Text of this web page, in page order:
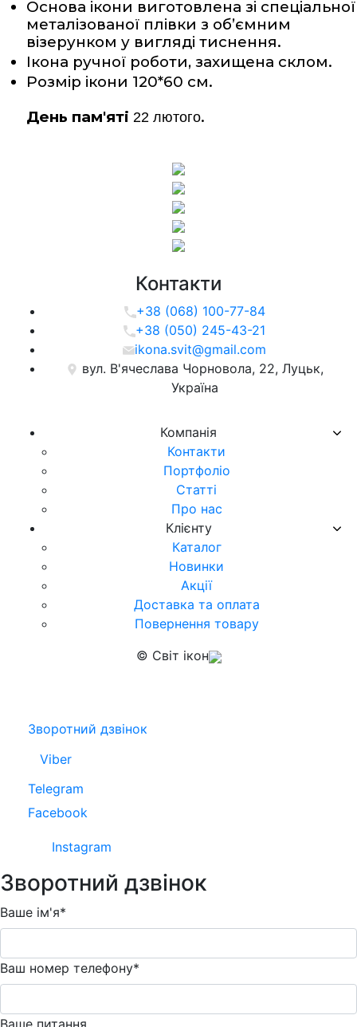
Основа ікони виготовлена зі спеціальної
металізованої плівки з об’ємним
візерунком у вигляді тиснення.
Ікона ручної роботи, захищена склом.
Розмір ікони 120*60 см.
День пам'яті 22 лютого.
Компанія
Контакти
Портфоліо
Статті
Про нас
Клієнту
Каталог
Новинки
Акції
Доставка та оплата
Повернення товару
Контакти
+38 (068) 100-77-84
+38 (050) 245-43-21
ikona.svit@gmail.com
вул. В'ячеслава Чорновола, 22, Луцьк,
Україна
© Світ ікон
Зворотний дзвінок
Viber
Telegram
Facebook
Instagram
Зворотний дзвінок
Ваше ім'я*
Ваш номер телефону*
Ваше питання